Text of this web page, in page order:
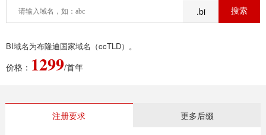
.bi
BI域名为布隆迪国家域名（ccTLD）。
价格： 1299/首年
注册要求 更多后缀